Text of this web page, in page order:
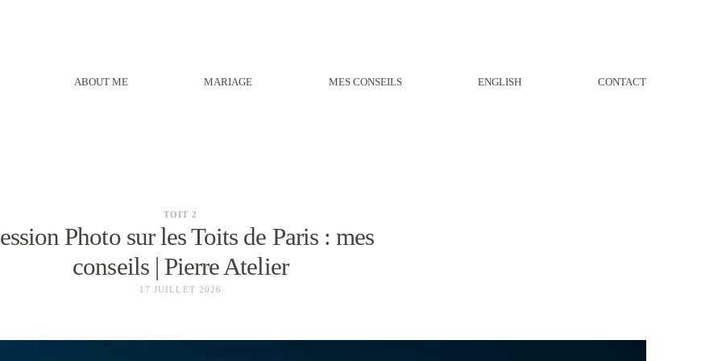
ABOUT ME MARIAGE MES CONSEILS ENGLISH CONTACT
TOIT 2
Photo sur les Toits de Paris : mes
conseils | Pierre Atelier
17 JUILLET 2026